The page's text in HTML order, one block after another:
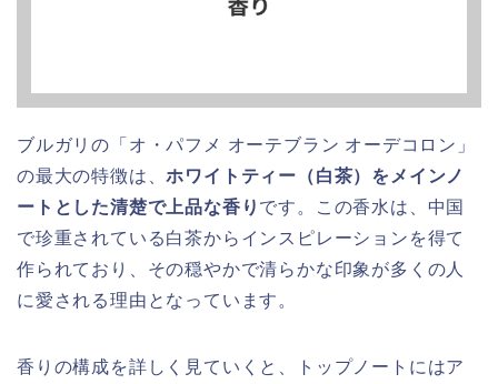
ブルガリの「オ・パフメ オーテブラン オーデコロン」
の最大の特徴は、ホワイトティー（白茶）をメインノ
ートとした清楚で上品な香り です。この香水は、中国
で珍重されている白茶からインスピレーションを得て
作られており、その穏やかで清らかな印象が多くの人
に愛される理由となっています。
香りの構成を詳しく見ていくと、トップノートにはア